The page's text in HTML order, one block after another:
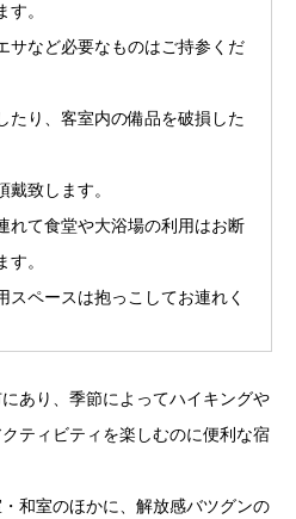
す。
サなど必要なものはご持参くだ
たり、客室内の備品を破損した
戴致します。
れて食堂や大浴場の利用はお断
す。
スペースは抱っこしてお連れく
あり、季節によってハイキングや
ティビティを楽しむのに便利な宿
和室のほかに、解放感バツグンの